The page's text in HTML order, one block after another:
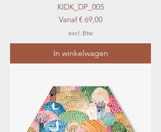
KIDK_DP_005
Vanaf€ 69,00
Verkoopprijs
excl. Btw
In winkelwagen